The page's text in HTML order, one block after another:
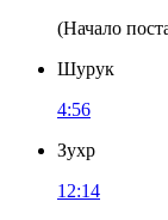
(Начало
Шурук
4:56
Зухр
12:14